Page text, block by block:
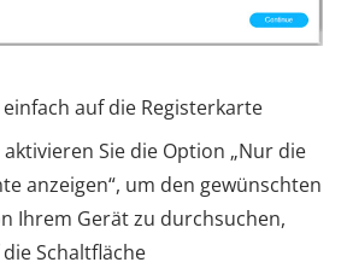
einfach auf die Registerkarte
Sie die Option „Nur die
anzeigen“, um den gewünschten
Ihrem Gerät zu durchsuchen,
Schaltfläche